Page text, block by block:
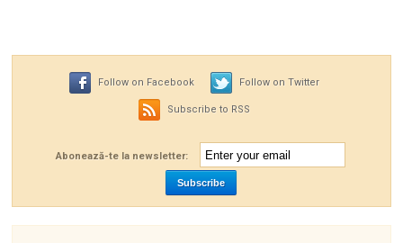
Follow on Facebook Follow on Twitter
Subscribe to RSS
Abonează-te la newsletter: